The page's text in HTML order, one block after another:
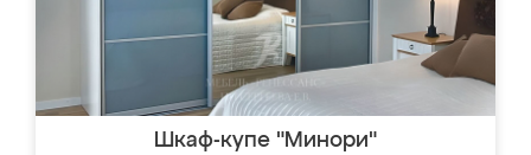
Шкаф-купе "Минори"